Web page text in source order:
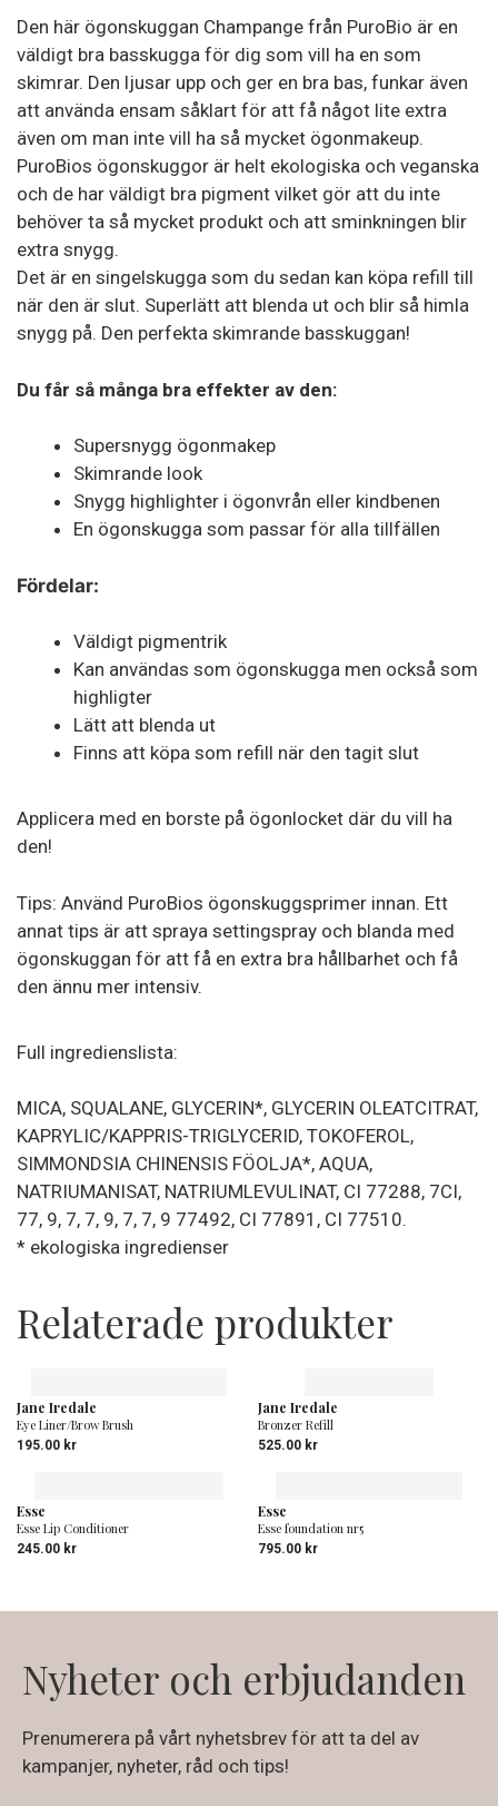
Den här ögonskuggan Champange från PuroBio är en
väldigt bra basskugga för dig som vill ha en som
skimrar. Den ljusar upp och ger en bra bas, funkar även
att använda ensam såklart för att få något lite extra
även om man inte vill ha så mycket ögonmakeup.
PuroBios ögonskuggor är helt ekologiska och veganska
och de har väldigt bra pigment vilket gör att du inte
behöver ta så mycket produkt och att sminkningen blir
extra snygg.
Det är en singelskugga som du sedan kan köpa refill till
när den är slut. Superlätt att blenda ut och blir så himla
snygg på. Den perfekta skimrande basskuggan!
Du får så många bra effekter av den:
Supersnygg ögonmakep
Skimrande look
Snygg highlighter i ögonvrån eller kindbenen
En ögonskugga som passar för alla tillfällen
Fördelar:
Väldigt pigmentrik
Kan användas som ögonskugga men också som
highligter
Lätt att blenda ut
Finns att köpa som refill när den tagit slut
Applicera med en borste på ögonlocket där du vill ha
den!
Tips: Använd PuroBios ögonskuggsprimer innan. Ett
annat tips är att spraya settingspray och blanda med
ögonskuggan för att få en extra bra hållbarhet och få
den ännu mer intensiv.
Full ingredienslista:
MICA, SQUALANE, GLYCERIN*, GLYCERIN OLEATCITRAT,
KAPRYLIC/KAPPRIS-TRIGLYCERID, TOKOFEROL,
SIMMONDSIA CHINENSIS FÖOLJA*, AQUA,
NATRIUMANISAT, NATRIUMLEVULINAT, CI 77288, 7CI,
77, 9, 7, 7, 9, 7, 7, 9 77492, CI 77891, CI 77510.
* ekologiska ingredienser
Relaterade produkter
Jane Iredale
Eye Liner/Brow Brush
195.00 kr
Jane Iredale
Bronzer Refill
525.00 kr
Esse
Esse Lip Conditioner
245.00 kr
Esse
Esse foundation nr5
795.00 kr
Nyheter och erbjudanden
Prenumerera på vårt nyhetsbrev för att ta del av
kampanjer, nyheter, råd och tips!